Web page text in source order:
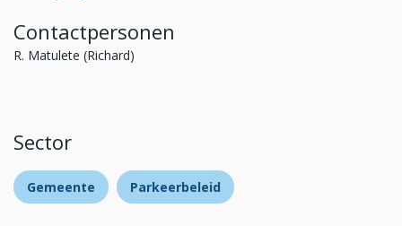
Contactpersonen
R. Matulete (Richard)
Sector
Gemeente Parkeerbeleid